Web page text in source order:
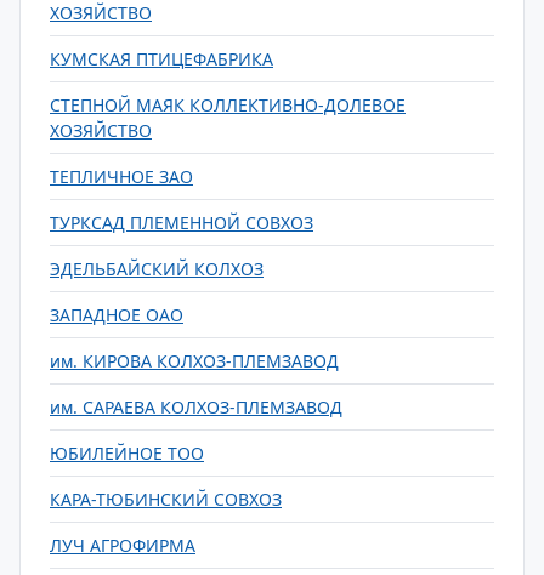
ХОЗЯЙСТВО
КУМСКАЯ ПТИЦЕФАБРИКА
СТЕПНОЙ МАЯК КОЛЛЕКТИВНО-ДОЛЕВОЕ
ХОЗЯЙСТВО
ТЕПЛИЧНОЕ ЗАО
ТУРКСАД ПЛЕМЕННОЙ СОВХОЗ
ЭДЕЛЬБАЙСКИЙ КОЛХОЗ
ЗАПАДНОЕ ОАО
им. КИРОВА КОЛХОЗ-ПЛЕМЗАВОД
им. САРАЕВА КОЛХОЗ-ПЛЕМЗАВОД
ЮБИЛЕЙНОЕ ТОО
КАРА-ТЮБИНСКИЙ СОВХОЗ
ЛУЧ АГРОФИРМА